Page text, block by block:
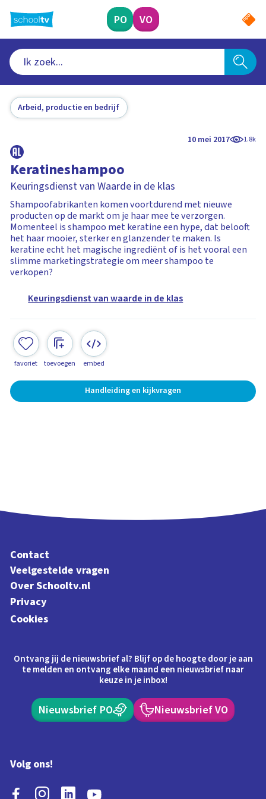
naar
hoofdinhoud
PO VO
Arbeid, productie en bedrijf
10 mei 2017 1.8k
Keratineshampoo
Keuringsdienst van Waarde in de klas
Shampoofabrikanten komen voortdurend met nieuwe
producten op de markt om je haar mee te verzorgen.
Momenteel is shampoo met keratine een hype, dat belooft
het haar mooier, sterker en glanzender te maken. Is
keratine echt het magische ingrediënt of is het vooral een
slimme marketingstrategie om meer shampoo te
verkopen?
Keuringsdienst van waarde in de klas
favoriet toevoegen embed
Handleiding en kijkvragen
Contact
Veelgestelde vragen
Over Schooltv.nl
Privacy
Cookies
Ontvang jij de nieuwsbrief al? Blijf op de hoogte door je aan
te melden en ontvang elke maand een nieuwsbrief naar
keuze in je inbox!
Nieuwsbrief PO Nieuwsbrief VO
Volg ons!